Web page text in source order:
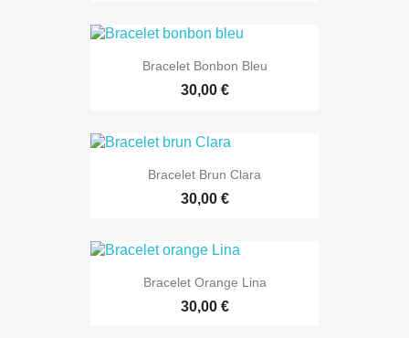
Bracelet Bonbon Bleu
30,00 €
Bracelet Brun Clara
30,00 €
Bracelet Orange Lina
30,00 €